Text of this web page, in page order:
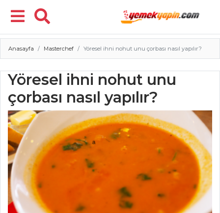
Menü
Anasayfa Masterchef Yöresel ihni nohut unu çorbası nasıl yapılır?
Yöresel ihni nohut unu
çorbası nasıl yapılır?